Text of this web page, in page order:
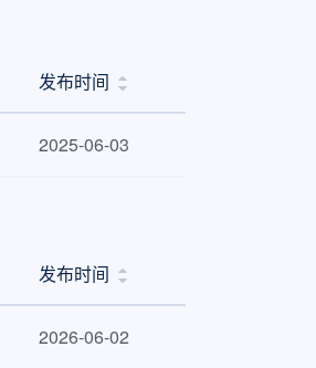
发布时间
2025-06-03
发布时间
2026-06-02